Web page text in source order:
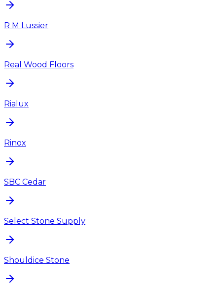
R M Lussier
Real Wood Floors
Rialux
Rinox
SBC Cedar
Select Stone Supply
Shouldice Stone